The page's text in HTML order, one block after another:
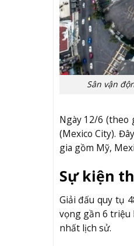
Sân vận
Ngày 12/6 (theo
(Mexico City).
gia gồm Mỹ,
Sự kiện
Giải đấu quy tụ
vọng gần 6 triệu
nhất lịch sử.